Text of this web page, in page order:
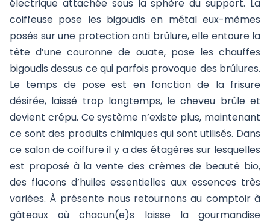
électrique attachée sous la sphère du support. La
coiffeuse pose les bigoudis en métal eux-mêmes
posés sur une protection anti brûlure, elle entoure la
tête d’une couronne de ouate, pose les chauffes
bigoudis dessus ce qui parfois provoque des brûlures.
Le temps de pose est en fonction de la frisure
désirée, laissé trop longtemps, le cheveu brûle et
devient crépu. Ce système n’existe plus, maintenant
ce sont des produits chimiques qui sont utilisés. Dans
ce salon de coiffure il y a des étagères sur lesquelles
est proposé à la vente des crèmes de beauté bio,
des flacons d’huiles essentielles aux essences très
variées. À présente nous retournons au comptoir à
gâteaux où chacun(e)s laisse la gourmandise